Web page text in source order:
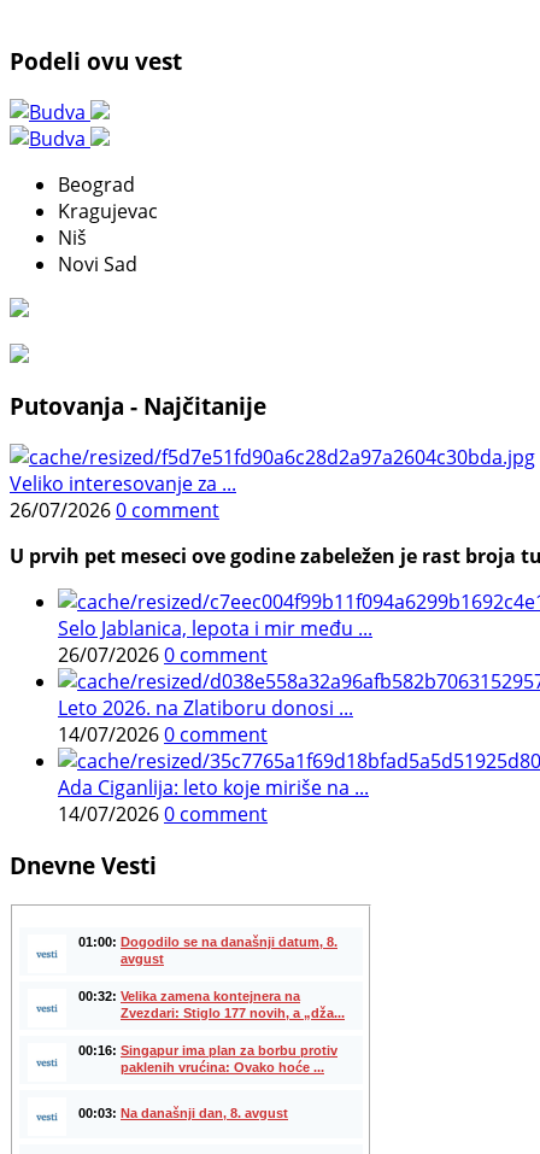
Podeli ovu vest
Beograd
Kragujevac
Niš
Novi Sad
Putovanja - Najčitanije
Veliko interesovanje za ...
26/07/20260 comment
U prvih pet meseci ove godine zabeležen je rast
Selo Jablanica, lepota i mir među ...
26/07/20260 comment
Leto 2026. na Zlatiboru donosi ...
14/07/20260 comment
Ada Ciganlija: leto koje miriše na ...
14/07/20260 comment
Dnevne Vesti